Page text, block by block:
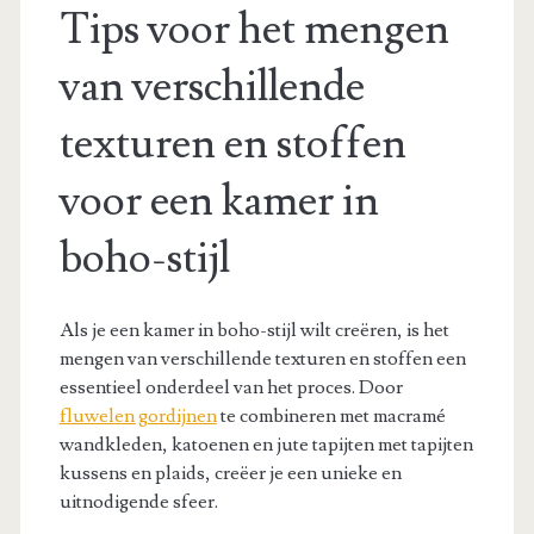
Tips voor het mengen
van verschillende
texturen en stoffen
voor een kamer in
boho-stijl
Als je een kamer in boho-stijl wilt creëren, is het
mengen van verschillende texturen en stoffen een
essentieel onderdeel van het proces. Door
fluwelen gordijnente combineren met macramé
wandkleden, katoenen en jute tapijten met tapijten
kussens en plaids, creëer je een unieke en
uitnodigende sfeer.